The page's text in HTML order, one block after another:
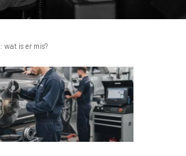
is er mis?